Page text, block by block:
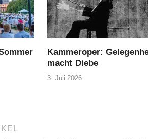
Kammeroper:
macht Diebe
3. Juli 2026